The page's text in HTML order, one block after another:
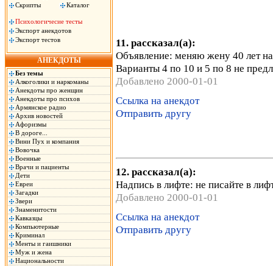
Скрипты
Каталог
Психологичесие тесты
Экспорт анекдотов
Экспорт тестов
АНЕКДОТЫ
Без темы
Алкоголики и наркоманы
Анекдоты про женщин
Анекдоты про психов
Армянское радио
Архив новостей
Афоризмы
В дороге...
Вини Пух и компания
Вовочка
Военные
Врачи и пациенты
Дети
Евреи
Загадки
Звери
Знаменитости
Кавказцы
Компьютерные
Криминал
Менты и гаишники
Муж и жена
Национальности
11. рассказал(а):
Объявление: меняю жену 40 лет
Варианты 4 по 10 и 5 по 8 не
Добавлено 2000-01-01
Ссылка на анекдот
Отправить другу
12. рассказал(а):
Надпись в лифте: не писайте в
Добавлено 2000-01-01
Ссылка на анекдот
Отправить другу